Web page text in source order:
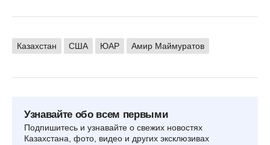
Казахстан США ЮАР Амир Маймуратов
Узнавайте обо всем первыми
Подпишитесь и узнавайте о свежих новостях
Казахстана, фото, видео и других эксклюзивах